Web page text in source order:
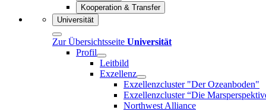
Kooperation & Transfer
Universität
Zur Übersichtsseite Universität
Profil
Leitbild
Exzellenz
Exzellenzcluster "Der Ozeanboden"
Exzellenzcluster “Die
Northwest Alliance